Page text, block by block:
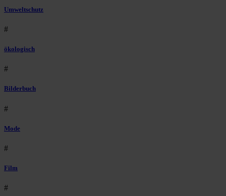
Umweltschutz
#
ökologisch
#
Bilderbuch
#
Mode
#
Film
#